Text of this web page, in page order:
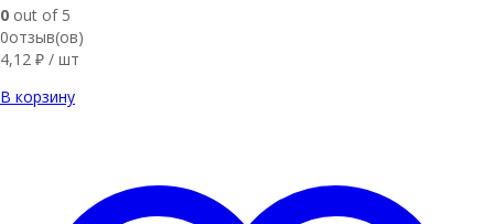
0 out of 5
0отзыв(ов)
4,12 ₽ / шт
В корзину